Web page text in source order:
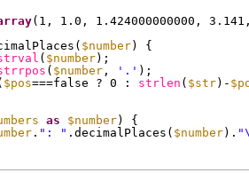
(1, 1.0, 1.424000000000, 3.141,
$number) {
( $number);
( $number, '.' );
$pos===false ? 0 : strlen ( $str)-
as $number) {
. ": " .decimalPlaces( $number).